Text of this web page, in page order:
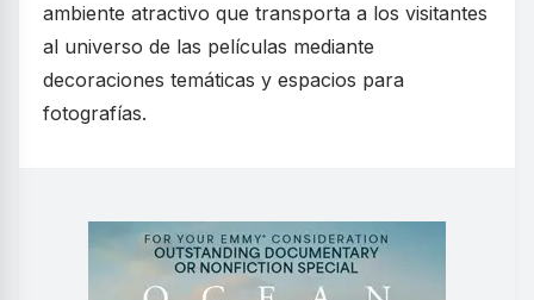
ambiente atractivo que transporta a los visitantes
al universo de las películas mediante
decoraciones temáticas y espacios para
fotografías.